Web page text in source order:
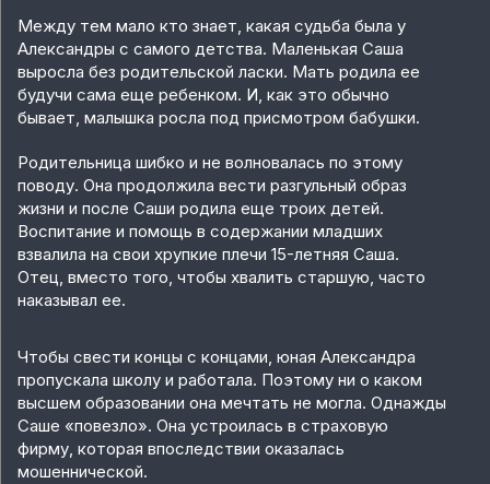
Между тем мало кто знает, какая судьба была у
Александры с самого детства. Маленькая Саша
выросла без родительской ласки. Мать родила ее
будучи сама еще ребенком. И, как это обычно
бывает, малышка росла под присмотром бабушки.
Родительница шибко и не волновалась по этому
поводу. Она продолжила вести разгульный образ
жизни и после Саши родила еще троих детей.
Воспитание и помощь в содержании младших
взвалила на свои хрупкие плечи 15-летняя Саша.
Отец, вместо того, чтобы хвалить старшую, часто
наказывал ее.
Чтобы свести концы с концами, юная Александра
пропускала школу и работала. Поэтому ни о каком
высшем образовании она мечтать не могла. Однажды
Саше «повезло». Она устроилась в страховую
фирму, которая впоследствии оказалась
мошеннической.